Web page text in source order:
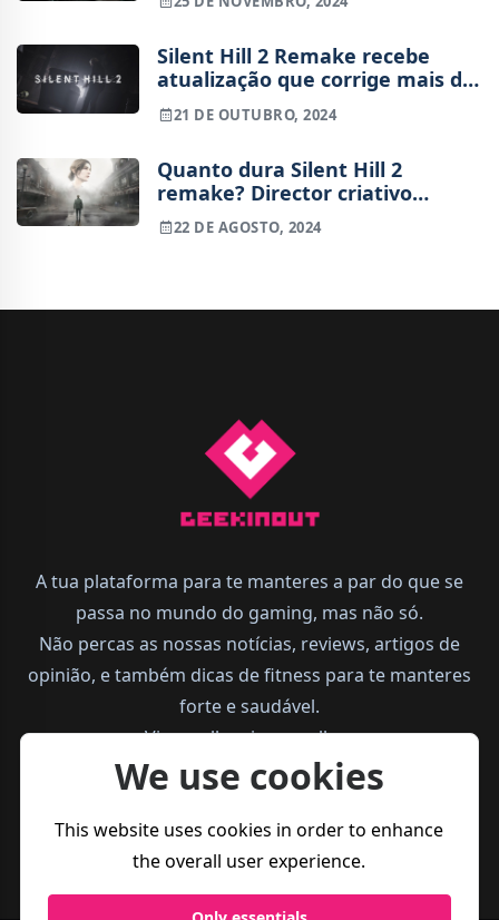
Silent Hill 2 Remake recebe
atualização que corrige mais de
30 problemas
21 DE OUTUBRO, 2024
Quanto dura Silent Hill 2
remake? Director criativo
responde
22 DE AGOSTO, 2024
A tua plataforma para te manteres a par do que se
passa no mundo do gaming, mas não só.
Não percas as nossas notícias, reviews, artigos de
opinião, e também dicas de fitness para te manteres
forte e saudável.
Vive melhor, joga melhor.
We use cookies
This website uses cookies in order to enhance
the overall user experience.